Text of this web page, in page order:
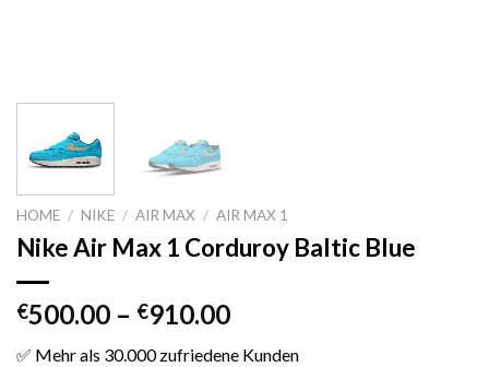
HOME / NIKE / AIR MAX / AIR MAX 1
Nike Air Max 1 Corduroy Baltic Blue
€500.00 – €910.00
✅ Mehr als 30.000 zufriedene Kunden